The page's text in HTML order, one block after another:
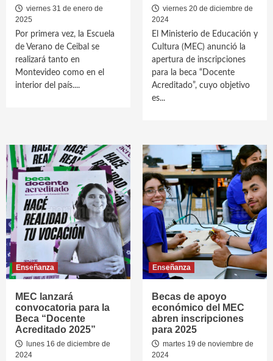
viernes 31 de enero de
2025
Por primera vez, la Escuela
de Verano de Ceibal se
realizará tanto en
Montevideo como en el
interior del país....
viernes 20 de diciembre de
2024
El Ministerio de Educación y
Cultura (MEC) anunció la
apertura de inscripciones
para la beca “Docente
Acreditado”, cuyo objetivo
es...
Enseñanza
MEC lanzará
convocatoria para la
Beca “Docente
Acreditado 2025”
lunes 16 de diciembre de
2024
Enseñanza
Becas de apoyo
económico del MEC
abren inscripciones
para 2025
martes 19 de noviembre de
2024